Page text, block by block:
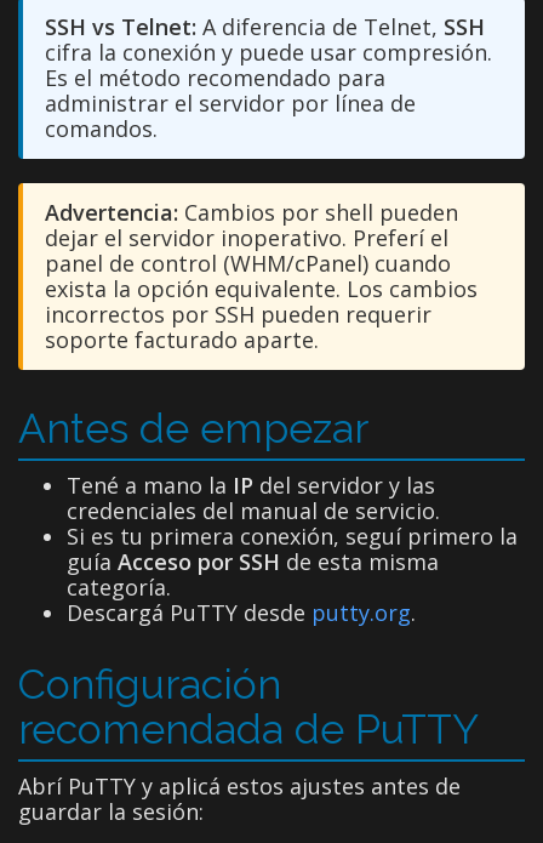
SSH vs Telnet: A diferencia de Telnet, SSH
cifra la conexión y puede usar compresión.
Es el método recomendado para
administrar el servidor por línea de
comandos.
Advertencia: Cambios por shell pueden
dejar el servidor inoperativo. Preferí el
panel de control (WHM/cPanel) cuando
exista la opción equivalente. Los cambios
incorrectos por SSH pueden requerir
soporte facturado aparte.
Antes de empezar
Tené a mano la IP del servidor y las
credenciales del manual de servicio.
Si es tu primera conexión, seguí primero la
guía Acceso por SSH de esta misma
categoría.
Descargá PuTTY desde putty.org.
Configuración
recomendada de PuTTY
Abrí PuTTY y aplicá estos ajustes antes de
guardar la sesión: